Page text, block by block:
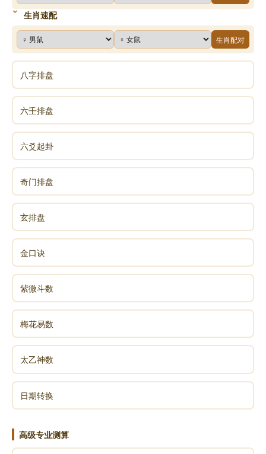
生肖速配
生肖配对
八字排盘
六壬排盘
六爻起卦
奇门排盘
玄排盘
金口诀
紫微斗数
梅花易数
太乙神数
日期转换
高级专业测算